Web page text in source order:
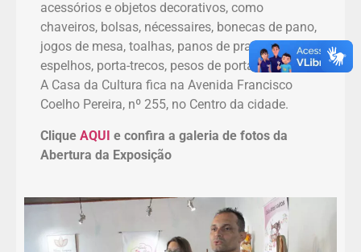
acessórios e objetos decorativos, como
chaveiros, bolsas, nécessaires, bonecas de pano,
jogos de mesa, toalhas, panos de prato, quadros,
espelhos, porta-trecos, pesos de porta e tapetes.
A Casa da Cultura fica na Avenida Francisco
Coelho Pereira, nº 255, no Centro da cidade.
Clique AQUI e confira a galeria de fotos da
Abertura da Exposição